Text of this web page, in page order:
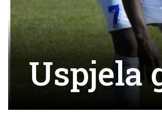
Uspjela